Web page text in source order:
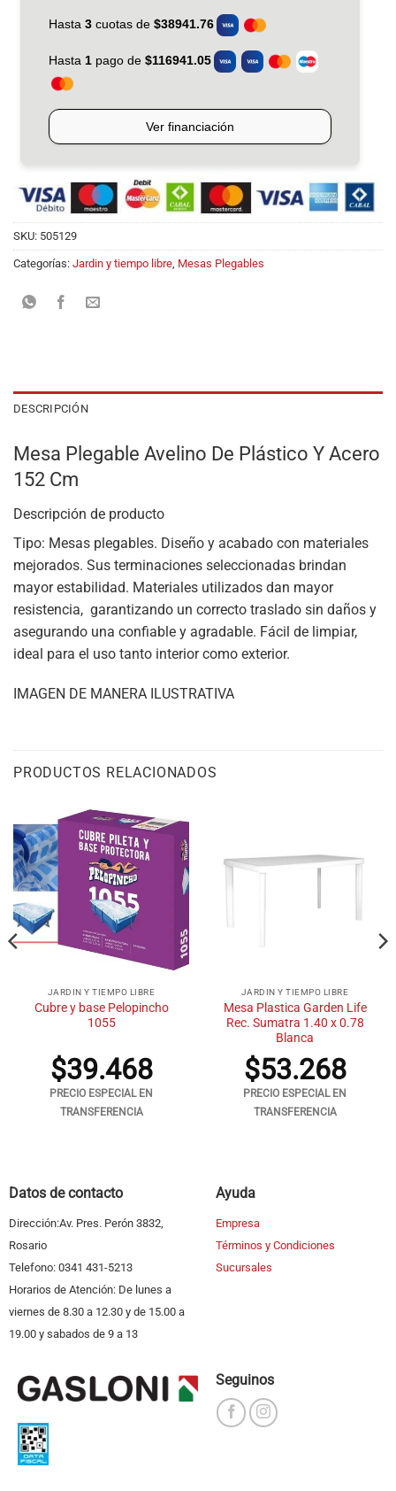
SKU: 505129
Categorías: Jardin y tiempo libre, Mesas Plegables
DESCRIPCIÓN
Mesa Plegable Avelino De Plástico Y Acero
152 Cm
Descripción de producto
Tipo: Mesas plegables. Diseño y acabado con materiales
mejorados. Sus terminaciones seleccionadas brindan
mayor estabilidad. Materiales utilizados dan mayor
resistencia, garantizando un correcto traslado sin daños y
asegurando una confiable y agradable. Fácil de limpiar,
ideal para el uso tanto interior como exterior.
IMAGEN DE MANERA ILUSTRATIVA
PRODUCTOS RELACIONADOS
JARDIN Y TIEMPO LIBRE
Cubre y base Pelopincho
1055
$39.468
PRECIO ESPECIAL EN
TRANSFERENCIA
JARDIN Y TIEMPO LIBRE
Mesa Plastica Garden Life
Rec. Sumatra 1.40 x 0.78
Blanca
$53.268
PRECIO ESPECIAL EN
TRANSFERENCIA
Datos de contacto
Dirección:Av. Pres. Perón 3832,
Rosario
Telefono: 0341 431-5213
Horarios de Atención: De lunes a
viernes de 8.30 a 12.30 y de 15.00 a
19.00 y sabados de 9 a 13
Ayuda
Empresa
Términos y Condiciones
Sucursales
Seguinos